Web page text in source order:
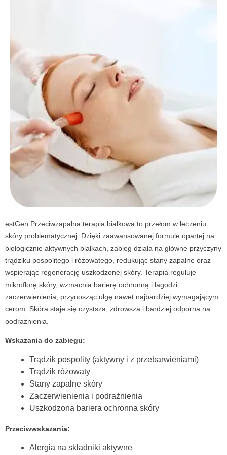
estGen Przeciwzapalna terapia białkowa to przełom w leczeniu
skóry problematycznej. Dzięki zaawansowanej formule opartej na
biologicznie aktywnych białkach, zabieg działa na główne przyczyny
trądziku pospolitego i różowatego, redukując stany zapalne oraz
wspierając regenerację uszkodzonej skóry. Terapia reguluje
mikroflorę skóry, wzmacnia barierę ochronną i łagodzi
zaczerwienienia, przynosząc ulgę nawet najbardziej wymagającym
cerom. Skóra staje się czystsza, zdrowsza i bardziej odporna na
podrażnienia.
Wskazania do zabiegu:
Trądzik pospolity (aktywny i z przebarwieniami)
Trądzik różowaty
Stany zapalne skóry
Zaczerwienienia i podrażnienia
Uszkodzona bariera ochronna skóry
Przeciwwskazania:
Alergia na składniki aktywne